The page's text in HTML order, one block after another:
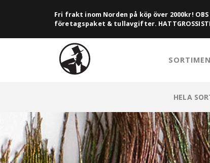
Fri frakt inom Norden på köp över 2000kr!
företagspaket & tullavgifter.
HELA